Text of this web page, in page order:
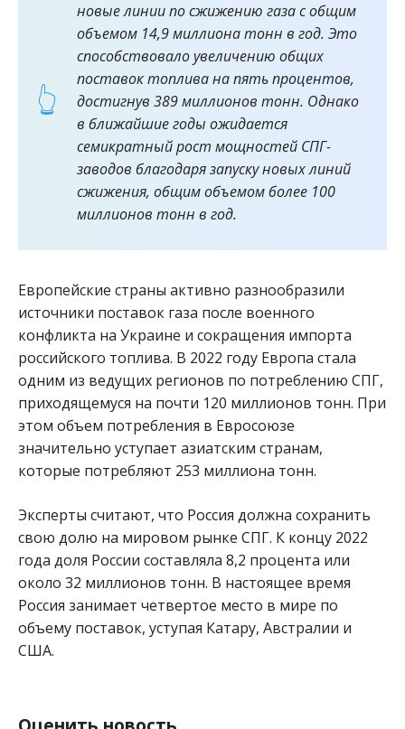
новые линии по сжижению газа с общим
объемом 14,9 миллиона тонн в год. Это
способствовало увеличению общих
поставок топлива на пять процентов,
достигнув 389 миллионов тонн. Однако
в ближайшие годы ожидается
семикратный рост мощностей СПГ-
заводов благодаря запуску новых линий
сжижения, общим объемом более 100
миллионов тонн в год.
Европейские страны активно разнообразили
источники поставок газа после военного
конфликта на Украине и сокращения импорта
российского топлива. В 2022 году Европа стала
одним из ведущих регионов по потреблению СПГ,
приходящемуся на почти 120 миллионов тонн. При
этом объем потребления в Евросоюзе
значительно уступает азиатским странам,
которые потребляют 253 миллиона тонн.
Эксперты считают, что Россия должна сохранить
свою долю на мировом рынке СПГ. К концу 2022
года доля России составляла 8,2 процента или
около 32 миллионов тонн. В настоящее время
Россия занимает четвертое место в мире по
объему поставок, уступая Катару, Австралии и
США.